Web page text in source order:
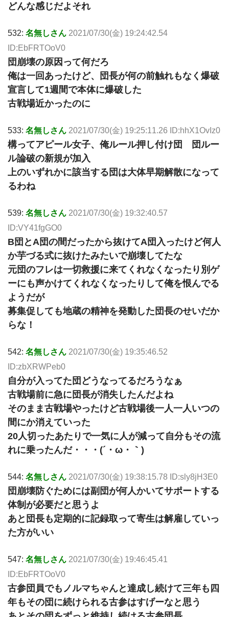
どんな感じだよそれ
532: 名無しさん 2021/07/30(金) 19:24:42.54
ID:EbFRTOoV0
団崩壊の原因って何だろ
俺は一回あったけど、団長が何の前触れもなく爆破
宣言して1週間で本体に爆破した
古戦場近かったのに
533: 名無しさん 2021/07/30(金) 19:25:11.26 ID:hhX1OvIz0
構ってアピール女子、俺ルール押し付け団 団ルー
ル論破の新規が加入
上のいずれかに該当する団は大体早期解散になって
るわね
539: 名無しさん 2021/07/30(金) 19:32:40.57
ID:VY41fgGO0
B団とA団の間だったから抜けてA団入ったけど何人
か芋づる式に抜けたみたいで崩壊してたな
元団のフレは一切救援に来てくれなくなったり別ゲ
ーにも声かけてくれなくなったりして俺を恨んでる
ようだが
募集促しても地蔵の精神を発動した団長のせいだか
らな！
542: 名無しさん 2021/07/30(金) 19:35:46.52
ID:zbXRWPeb0
自分が入ってた団どうなってるだろうなぁ
古戦場前に急に団長が消失したんだよね
そのまま古戦場やったけど古戦場後一人一人いつの
間にか消えていった
20人切ったあたりで一気に人が減って自分もその流
れに乗ったんだ・・・(´・ω・｀)
544: 名無しさん 2021/07/30(金) 19:38:15.78 ID:sly8jH3E0
団崩壊防ぐためには副団が何人かいてサポートする
体制が必要だと思うよ
あと団長も定期的に記録取って寄生は解雇していっ
た方がいい
547: 名無しさん 2021/07/30(金) 19:46:45.41
ID:EbFRTOoV0
古参団員でもノルマちゃんと達成し続けて三年も四
年もその団に続けられる古参はすげーなと思う